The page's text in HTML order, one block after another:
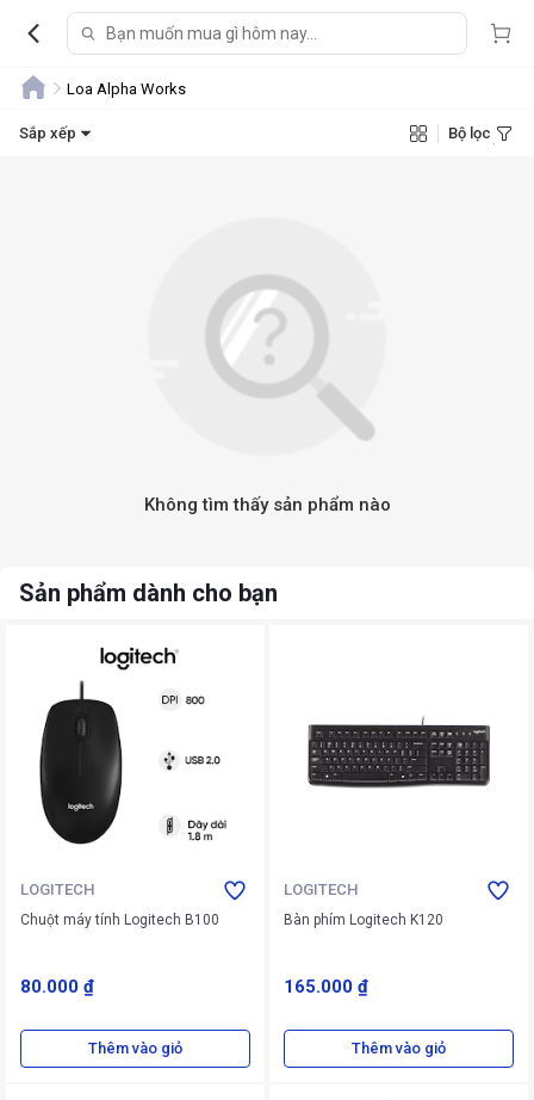
Loa Alpha Works
Sắp xếp Bộ lọc
Không tìm thấy sản phẩm nào
Sản phẩm dành cho bạn
LOGITECH
Chuột máy tính Logitech B100
80.000 ₫
Thêm vào giỏ
LOGITECH
Bàn phím Logitech K120
165.000 ₫
Thêm vào giỏ